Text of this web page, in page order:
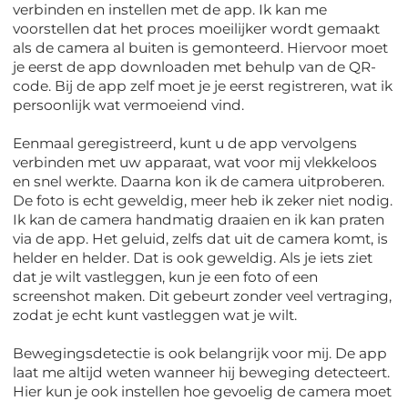
verbinden en instellen met de app. Ik kan me
voorstellen dat het proces moeilijker wordt gemaakt
als de camera al buiten is gemonteerd. Hiervoor moet
je eerst de app downloaden met behulp van de QR-
code. Bij de app zelf moet je je eerst registreren, wat ik
persoonlijk wat vermoeiend vind.
Eenmaal geregistreerd, kunt u de app vervolgens
verbinden met uw apparaat, wat voor mij vlekkeloos
en snel werkte. Daarna kon ik de camera uitproberen.
De foto is echt geweldig, meer heb ik zeker niet nodig.
Ik kan de camera handmatig draaien en ik kan praten
via de app. Het geluid, zelfs dat uit de camera komt, is
helder en helder. Dat is ook geweldig. Als je iets ziet
dat je wilt vastleggen, kun je een foto of een
screenshot maken. Dit gebeurt zonder veel vertraging,
zodat je echt kunt vastleggen wat je wilt.
Bewegingsdetectie is ook belangrijk voor mij. De app
laat me altijd weten wanneer hij beweging detecteert.
Hier kun je ook instellen hoe gevoelig de camera moet